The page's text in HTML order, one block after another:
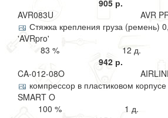
905 р.
AVR083U
AVR
Стяжка крепления груза (ремень)
'AVRpro'
83 %
12 д.
942 р.
CA-012-08O
компрессор в пластиковом
SMART O
100 %
1 д.